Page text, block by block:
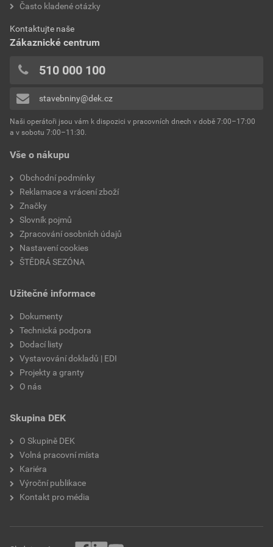
bez DPH za kg
Dokumenty výrobce
Environmentální prohlášení výrobku
Stáhnout
Velikost
spotřeba
výrobce
typ
reakce na oheň
součinitel tepelné vodivosti0,8 W/mK
teplota zpracování
hmotnost
typ výrobku
faktor difuzního odporu
materiálová báze
Přidávat hodnocení může pouze přihlášený uživatel.
Vše o nákupu
Obchodní podmínky
Reklamace a vrácení zboží
Značky
Slovník pojmů
Zpracování osobních údajů
Nastavení cookies
ŠTĚDRÁ SEZÓNA
Užitečné informace
Dokumenty
Technická podpora
Dodací listy
Vystavování dokladů | EDI
Projekty a granty
O nás
Skupina DEK
O Skupině DEK
Volná pracovní místa
Kariéra
Výroční publikace
Kontakt pro média
Často kladené otázky
Kontaktujte naše
Zákaznické centrum
510 000 100
stavebniny@dek.cz
Naši operátoři jsou vám k dispozici v pracovních dnech v době 7:00–17:00
a v sobotu 7:00–11:30.